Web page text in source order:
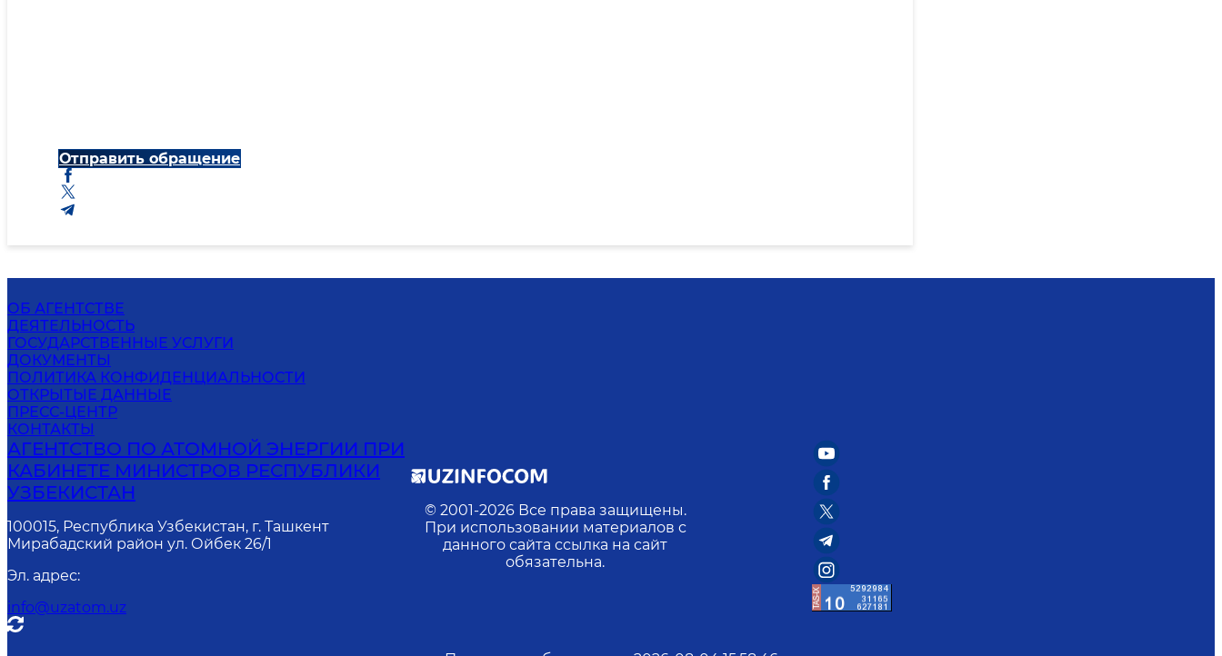
Отправить обращение
ОБ АГЕНТСТВЕ
ДЕЯТЕЛЬНОСТЬ
ГОСУДАРСТВЕННЫЕ УСЛУГИ
ДОКУМЕНТЫ
ПОЛИТИКА КОНФИДЕНЦИАЛЬНОСТИ
ОТКРЫТЫЕ ДАННЫЕ
ПРЕСС-ЦЕНТР
КОНТАКТЫ
АГЕНТСТВО ПО АТОМНОЙ ЭНЕРГИИ ПРИ
КАБИНЕТЕ МИНИСТРОВ РЕСПУБЛИКИ
УЗБЕКИСТАН
100015, Республика Узбекистан, г. Ташкент
Мирабадский район ул. Ойбек 26/1
Эл. адрес:
info@uzatom.uz
© 2001-2026 Все права защищены.
При использовании материалов с
данного сайта ссылка на сайт
обязательна.